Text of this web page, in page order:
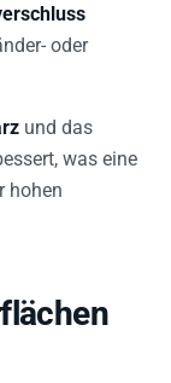
oder
und das
was eine
hohen